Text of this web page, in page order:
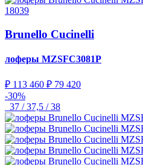
18039
Brunello Cucinelli
лоферы MZSFC3081P
₽ 113 460 ₽ 79 420
-30%
37 / 37,5 / 38